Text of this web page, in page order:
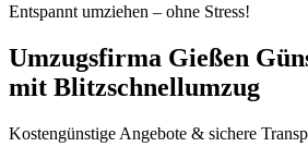
Entspannt umziehen – ohne Stress!
Umzugsfirma Gießen
mit Blitzschnellumzug
Kostengünstige Angebote & sichere